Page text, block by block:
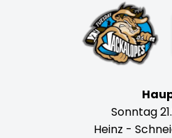
Sonntag
Heinz -